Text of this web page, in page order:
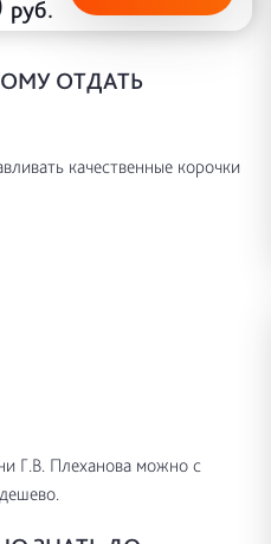
руб.
ОТДАТЬ
качественные корочки
Г.В. Плеханова можно с